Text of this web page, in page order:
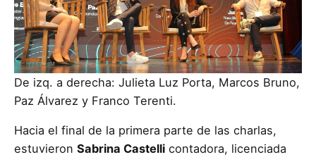
De izq. a derecha: Julieta Luz Porta, Marcos Bruno,
Paz Álvarez y Franco Terenti.
Hacia el final de la primera parte de las charlas,
estuvieron Sabrina Castelli contadora, licenciada